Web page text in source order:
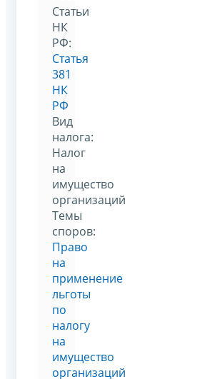
Статьи
НК
РФ:
Статья
381
НК
РФ
Вид
налога:
Налог
на
имущество
организаций
Темы
споров:
Право
на
применение
льготы
по
налогу
на
имущество
организаций